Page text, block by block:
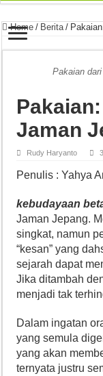
Home / Berita /
Pakaian
Jaman
Rudy Haryanto
Penulis : Yahya
kebudayaan
Jaman Jepang.
singkat, namun
“kesan” yang
sejarah dapat
Jika ditambah
menjadi tak
Dalam ingatan
yang semula
yang akan
ternyata justru